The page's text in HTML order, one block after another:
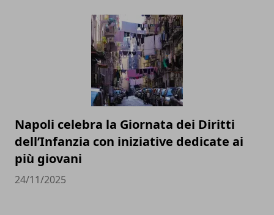
Napoli celebra la Giornata dei Diritti
dell’Infanzia con iniziative dedicate ai
più giovani
24/11/2025